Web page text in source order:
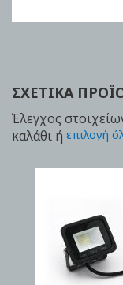
ΣΧΕΤΙΚΆ
Έλεγχος
καλάθι ή επιλογή